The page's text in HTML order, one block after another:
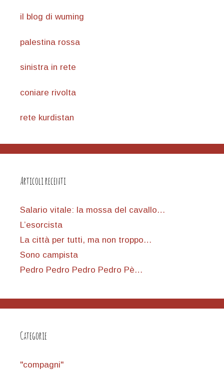
il blog di wuming
palestina rossa
sinistra in rete
coniare rivolta
rete kurdistan
Articoli recenti
Salario vitale: la mossa del cavallo…
L’esorcista
La città per tutti, ma non troppo…
Sono campista
Pedro Pedro Pedro Pedro Pè…
Categorie
"compagni"